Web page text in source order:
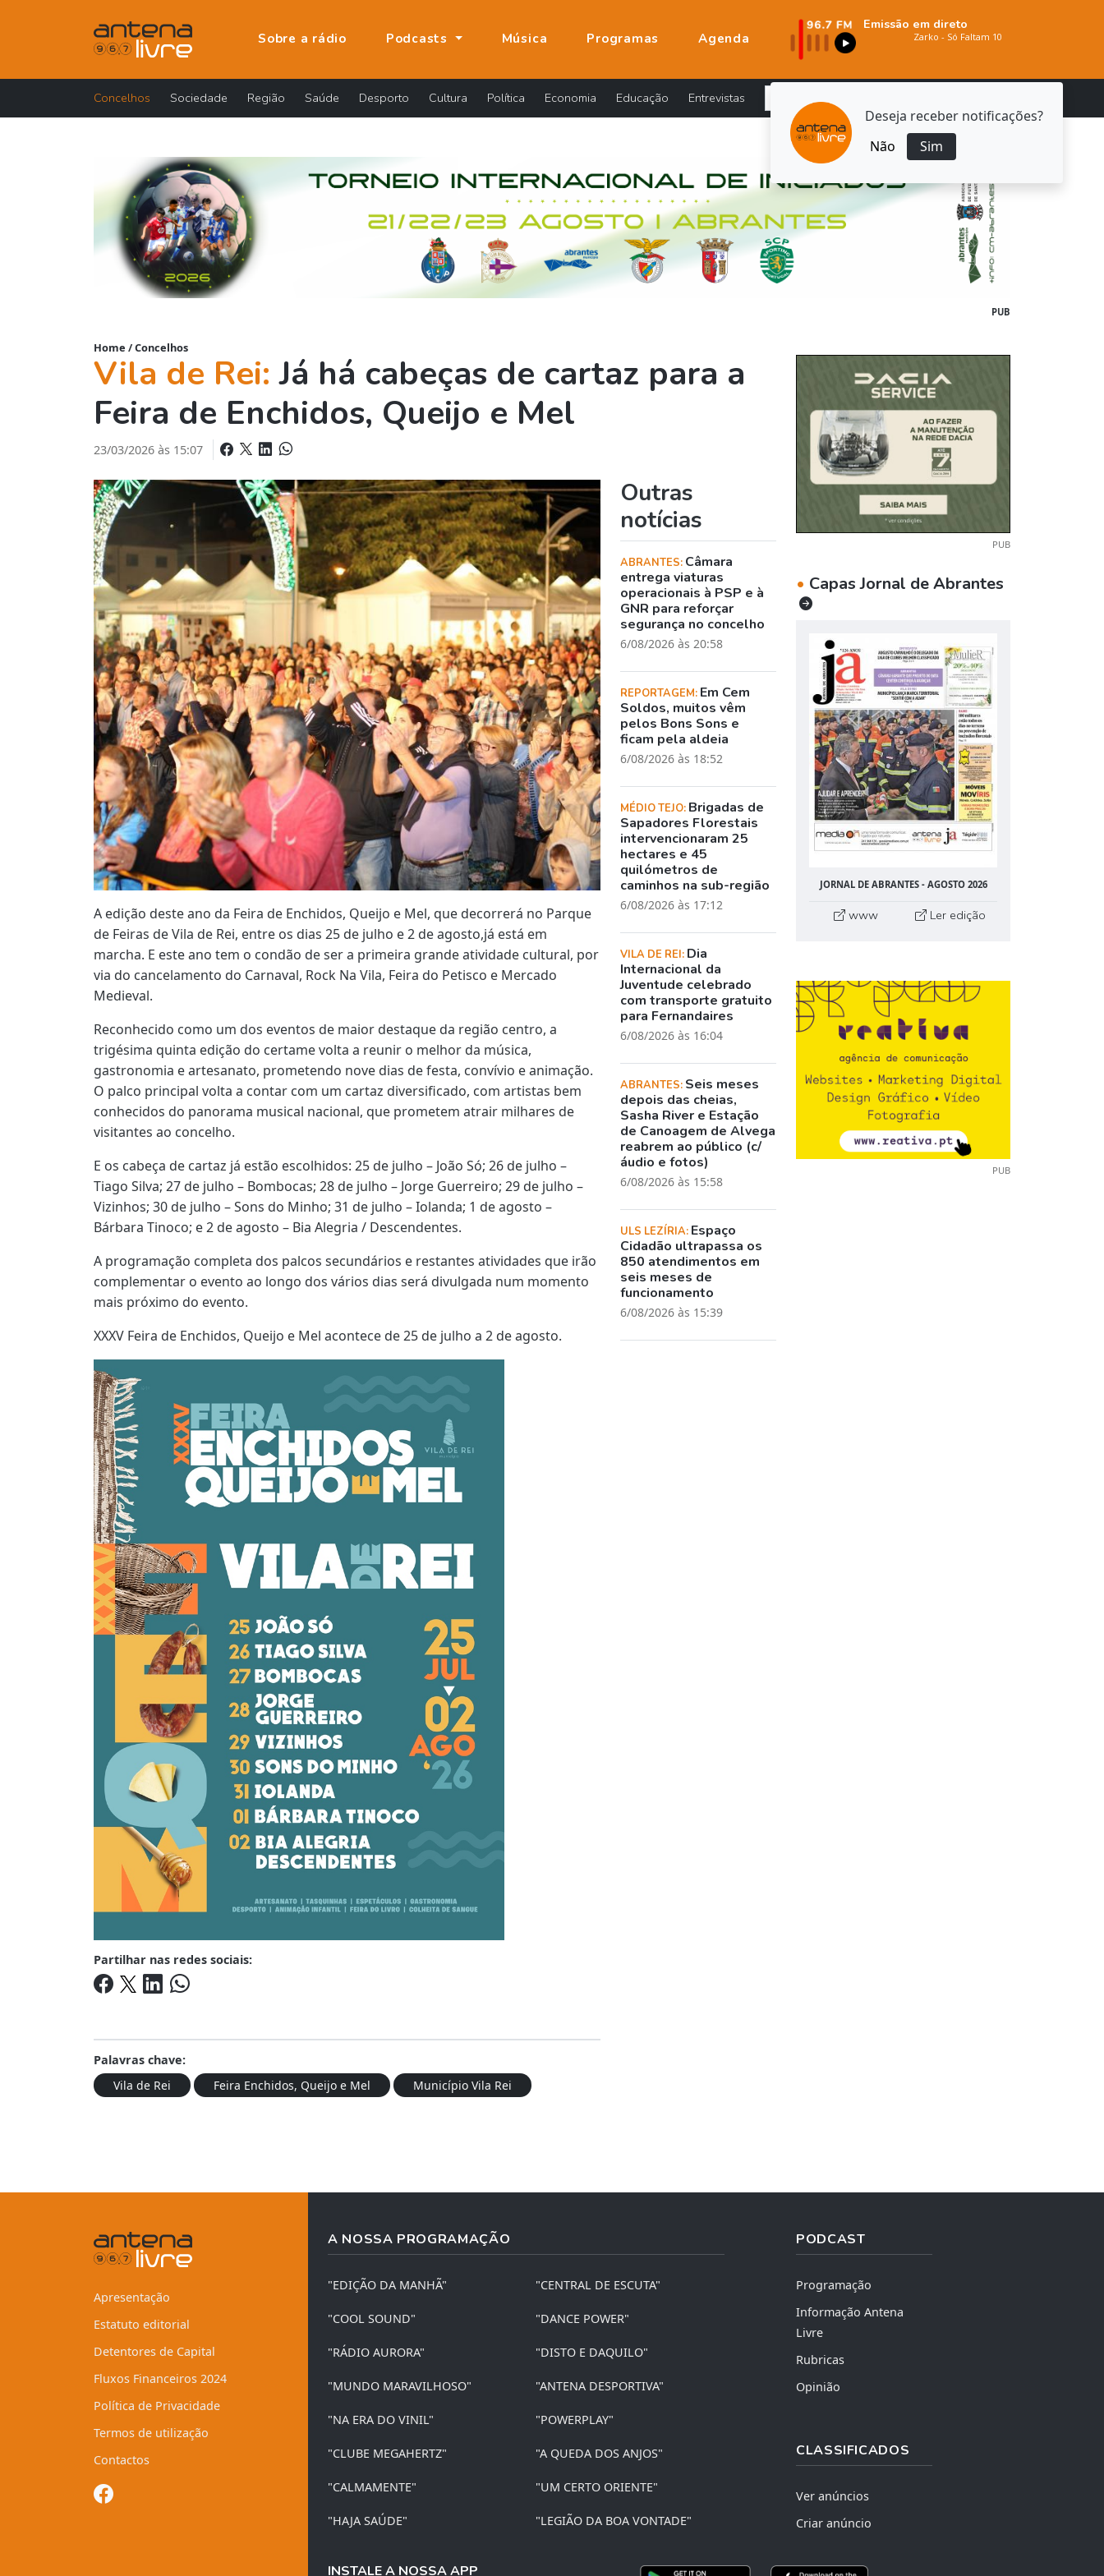
Deseja receber notificações?
Não
Sim
Sobre a rádio Podcasts Música Programas Agenda
Emissão em direto
Concelhos Sociedade Região Saúde Desporto Cultura Política Economia Educação Entrevistas
PUB
Home /Concelhos
Vila de Rei:Já há cabeças de cartaz para a
Feira de Enchidos, Queijo e Mel
23/03/2026 às 15:07
A edição deste ano da Feira de Enchidos, Queijo e Mel, que decorrerá no Parque
de Feiras de Vila de Rei, entre os dias 25 de julho e 2 de agosto,já está em
marcha. E este ano tem o condão de ser a primeira grande atividade cultural, por
via do cancelamento do Carnaval, Rock Na Vila, Feira do Petisco e Mercado
Medieval.
Reconhecido como um dos eventos de maior destaque da região centro, a
trigésima quinta edição do certame volta a reunir o melhor da música,
gastronomia e artesanato, prometendo nove dias de festa, convívio e animação.
O palco principal volta a contar com um cartaz diversificado, com artistas bem
conhecidos do panorama musical nacional, que prometem atrair milhares de
visitantes ao concelho.
E os cabeça de cartaz já estão escolhidos: 25 de julho – João Só; 26 de julho –
Tiago Silva; 27 de julho – Bombocas; 28 de julho – Jorge Guerreiro; 29 de julho –
Vizinhos; 30 de julho – Sons do Minho; 31 de julho – Iolanda; 1 de agosto –
Bárbara Tinoco; e 2 de agosto – Bia Alegria / Descendentes.
A programação completa dos palcos secundários e restantes atividades que irão
complementar o evento ao longo dos vários dias será divulgada num momento
mais próximo do evento.
XXXV Feira de Enchidos, Queijo e Mel acontece de 25 de julho a 2 de agosto.
Partilhar nas redes sociais:
Palavras chave:
Vila de Rei
Feira Enchidos, Queijo e Mel Município Vila Rei
Outras
notícias
ABRANTES: Câmara
entrega viaturas
operacionais à PSP e à
GNR para reforçar
segurança no concelho
6/08/2026 às 20:58
REPORTAGEM: Em Cem
Soldos, muitos vêm
pelos Bons Sons e
ficam pela aldeia
6/08/2026 às 18:52
MÉDIO TEJO: Brigadas de
Sapadores Florestais
intervencionaram 25
hectares e 45
quilómetros de
caminhos na sub-região
6/08/2026 às 17:12
VILA DE REI: Dia
Internacional da
Juventude celebrado
com transporte gratuito
para Fernandaires
6/08/2026 às 16:04
ABRANTES: Seis meses
depois das cheias,
Sasha River e Estação
de Canoagem de Alvega
reabrem ao público (c/
áudio e fotos)
6/08/2026 às 15:58
ULS LEZÍRIA: Espaço
Cidadão ultrapassa os
850 atendimentos em
seis meses de
funcionamento
6/08/2026 às 15:39
PUB
• Capas Jornal de Abrantes
JORNAL DE ABRANTES - AGOSTO 2026
www Ler edição
PUB
Apresentação
Estatuto editorial
Detentores de Capital
Fluxos Financeiros 2024
Política de Privacidade
Termos de utilização
Contactos
A NOSSA PROGRAMAÇÃO
"EDIÇÃO DA MANHÃ" "CENTRAL DE ESCUTA"
"COOL SOUND" "DANCE POWER"
"RÁDIO AURORA" "DISTO E DAQUILO"
"MUNDO MARAVILHOSO" "ANTENA DESPORTIVA"
"NA ERA DO VINIL" "POWERPLAY"
"CLUBE MEGAHERTZ" "A QUEDA DOS ANJOS"
"CALMAMENTE" "UM CERTO ORIENTE"
"HAJA SAÚDE" "LEGIÃO DA BOA VONTADE"
PODCAST
Programação
Informação Antena
Livre
Rubricas
Opinião
CLASSIFICADOS
Ver anúncios
Criar anúncio
INSTALE A NOSSA APP